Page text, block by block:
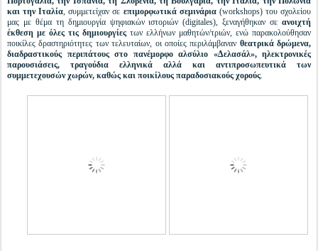
και την Ιταλία, συμμετείχαν σε επιμορφωτικά σεμινάρια(workshops) του σχολείου
μας με θέμα τη δημιουργία ψηφιακών ιστοριών (digitales), ξεναγήθηκαν σε ανοιχτή
έκθεση με όλες τις δημιουργίες των ελλήνων μαθητών/τριών, ενώ παρακολούθησαν
ποικίλες δραστηριότητες των τελευταίων, οι οποίες περιλάμβαναν θεατρικά δρώμενα,
διαδραστικούς περιπάτους στο πανέμορφο αλσύλιο «Δελασάλ», ηλεκτρονικές
παρουσιάσεις, τραγούδια ελληνικά αλλά και αντιπροσωπευτικά των
συμμετεχουσών χωρών, καθώς και ποικίλους παραδοσιακούς χορούς.